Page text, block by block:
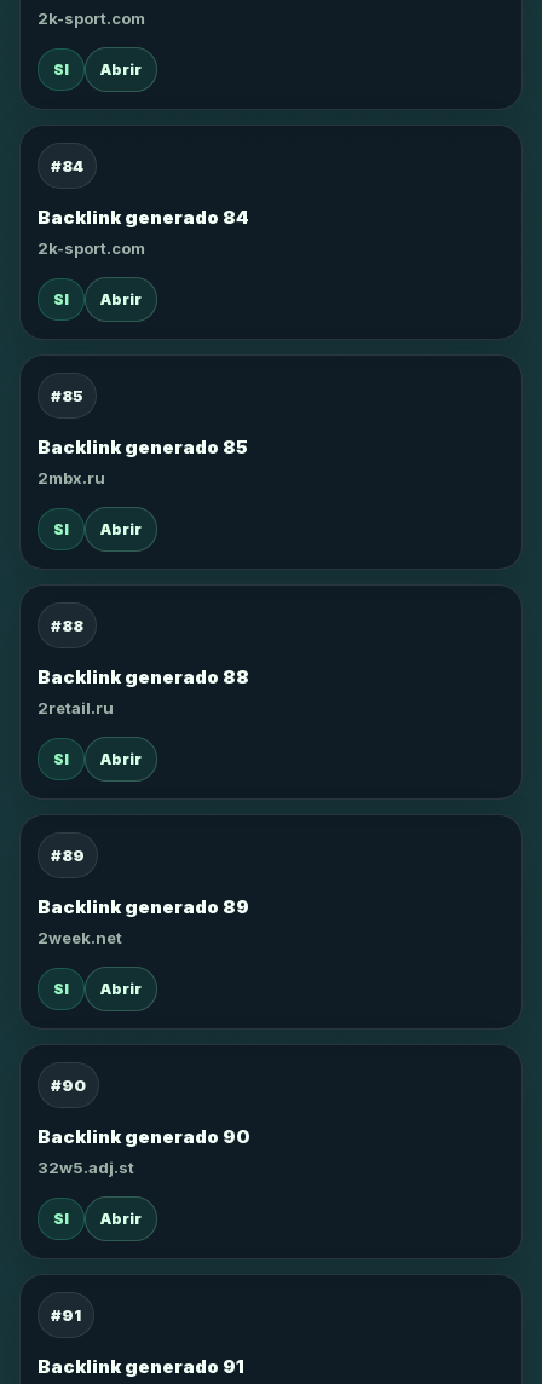
2k-sport.com
SI Abrir
#84
Backlink generado 84
2k-sport.com
SI Abrir
#85
Backlink generado 85
2mbx.ru
SI Abrir
#88
Backlink generado 88
2retail.ru
SI Abrir
#89
Backlink generado 89
2week.net
SI Abrir
#90
Backlink generado 90
32w5.adj.st
SI Abrir
#91
Backlink generado 91